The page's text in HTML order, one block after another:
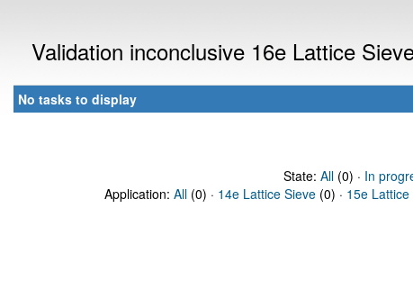
Validation inconclusive 16e Lattice
No tasks to display
State: All(0) · In
Application: All (0) · 14e Lattice Sieve (0) · 15e Lattice